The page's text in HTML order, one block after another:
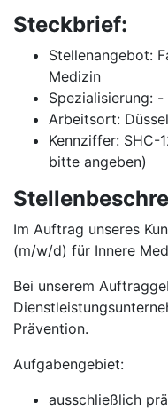
Steckbrief:
Stellenangebot:
Medizin
Spezialisierung:
Arbeitsort:
Kennziffer: SHC-
bitte angeben)
Im Auftrag unseres
(m/w/d) für Innere
Bei unserem
Prävention.
Aufgabengebiet:
ausschließlich